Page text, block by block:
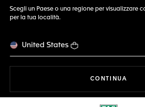
Scegli un Paese o una regione per visualizzare
per la tua località.
United States
CONTINUA